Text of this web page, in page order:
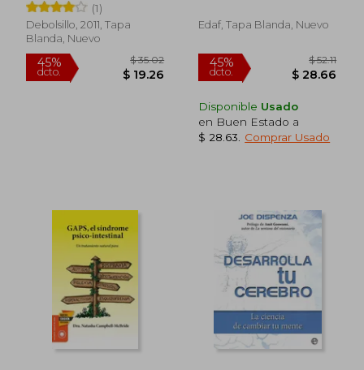
(1)
Debolsillo, 2011, Tapa
Blanda, Nuevo
Edaf, Tapa Blanda, Nuevo
Disponible Usado
en Buen Estado a
$ 28.63
Comprar Usado